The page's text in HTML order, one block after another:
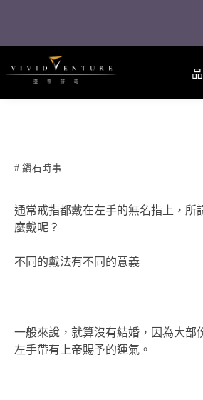
# 鑽石時事
通常戒指都戴在左手的無名指上，所
麼戴呢？
不同的戴法有不同的意義
一般來說，就算沒有結婚，因為大部
左手帶有上帝賜予的運氣。